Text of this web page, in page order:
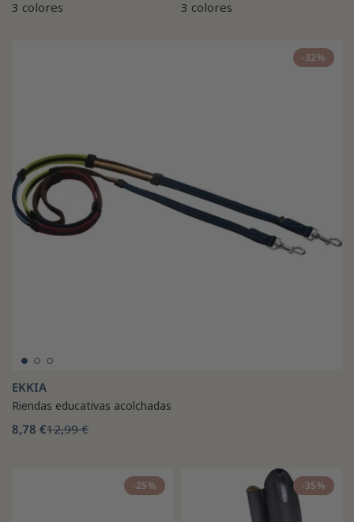
3 colores 3 colores
-32%
EKKIA
Riendas educativas acolchadas
8,78 €12,99 €
-25% -35%